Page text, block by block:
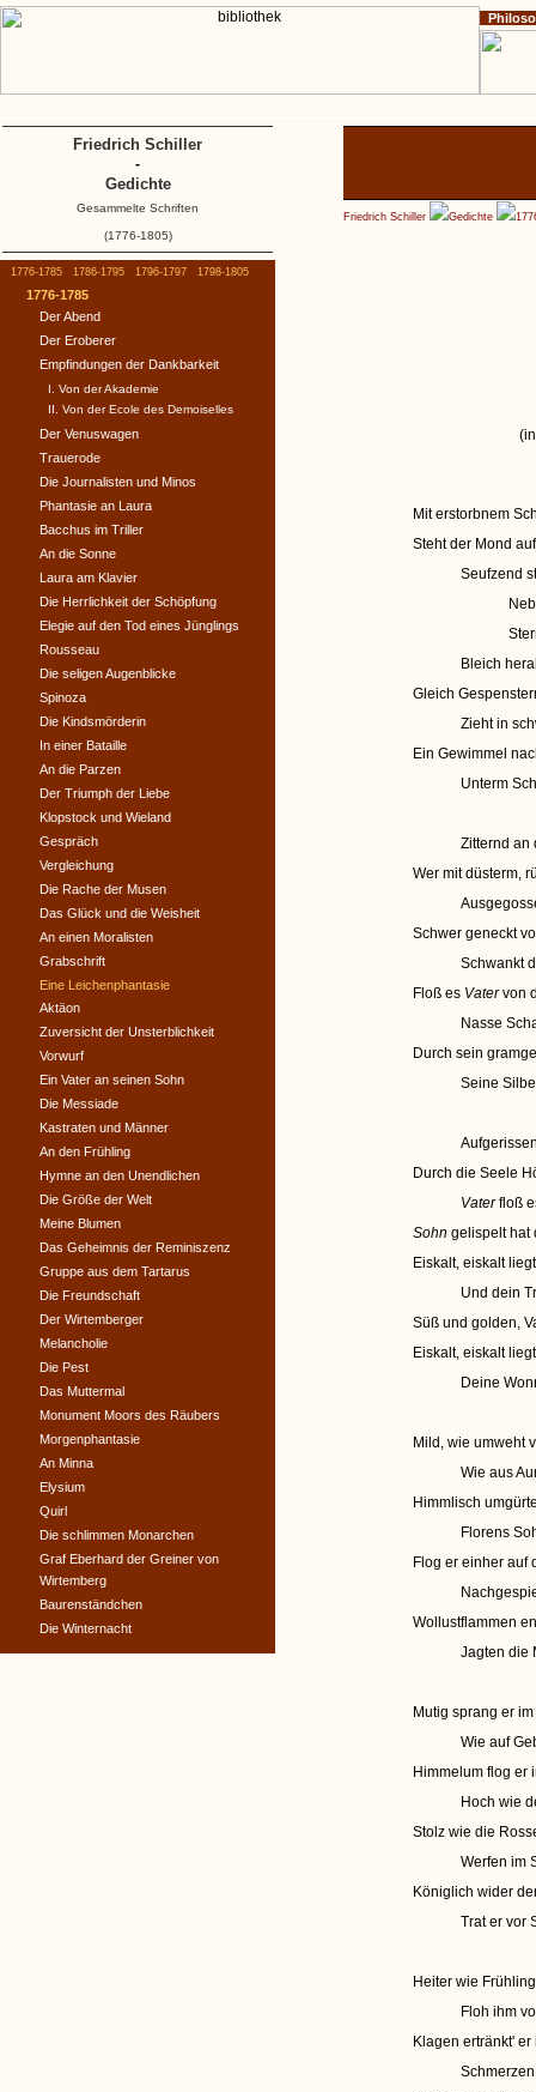
Friedrich Schiller Gedichte
Mit erstorbnem
Steht der Mond
Seufzend
Bleich
Gleich
Zieht in
Ein Gewimmel
Unterm
Zitternd an
Wer mit düsterm,
Schwer geneckt
Schwankt
Floß es Vatervon
Nasse
Durch sein
Seine
Durch die Seele
Vaterfloß
Sohn gelispelt hat
Eiskalt, eiskalt
Und dein
Süß und golden,
Eiskalt, eiskalt
Deine
Mild, wie umweht
Wie aus
Himmlisch
Florens
Flog er einher auf
Wollustflammen
Jagten die
Mutig sprang er
Wie auf
Himmelum flog er
Hoch wie
Stolz wie die
Werfen im
Königlich wider
Trat er vor
Heiter wie
Floh ihm
Klagen ertränkt'
1776-1785 1786-1795 1796-1797 1798-1805
1776-1785
Der Abend
Der Eroberer
Empfindungen der Dankbarkeit
I. Von der Akademie
II. Von der Ecole des Demoiselles
Der Venuswagen
Trauerode
Die Journalisten und Minos
Phantasie an Laura
Bacchus im Triller
An die Sonne
Laura am Klavier
Die Herrlichkeit der Schöpfung
Elegie auf den Tod eines Jünglings
Rousseau
Die seligen Augenblicke
Spinoza
Die Kindsmörderin
In einer Bataille
An die Parzen
Der Triumph der Liebe
Klopstock und Wieland
Gespräch
Vergleichung
Die Rache der Musen
Das Glück und die Weisheit
An einen Moralisten
Grabschrift
Eine Leichenphantasie
Aktäon
Zuversicht der Unsterblichkeit
Vorwurf
Ein Vater an seinen Sohn
Die Messiade
Kastraten und Männer
An den Frühling
Hymne an den Unendlichen
Die Größe der Welt
Meine Blumen
Das Geheimnis der Reminiszenz
Gruppe aus dem Tartarus
Die Freundschaft
Der Wirtemberger
Melancholie
Die Pest
Das Muttermal
Monument Moors des Räubers
Morgenphantasie
An Minna
Elysium
Quirl
Die schlimmen Monarchen
Graf Eberhard der Greiner von
Wirtemberg
Baurenständchen
Die Winternacht
Friedrich Schiller
-
Gedichte
Gesammelte Schriften
(1776-1805)